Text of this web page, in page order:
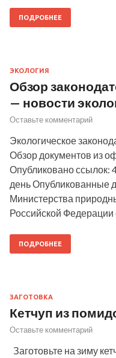
ПОДРОБНЕЕ
ЭКОЛОГИЯ
Обзор
— новости
Оставьте комментарий
Экологическое
Обзор документов из
Опубликовано ссылок:
день Опубликованные
Министерства
Российской Федерации
ПОДРОБНЕЕ
ЗАГОТОВКА
Кетчуп из
Оставьте комментарий
Заготовьте на зиму